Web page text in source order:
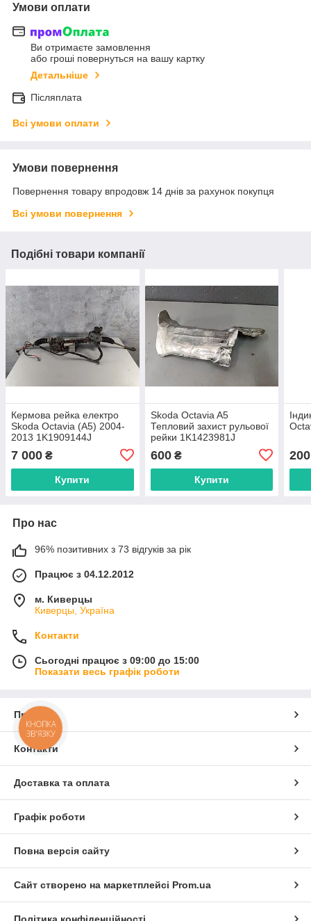
Умови оплати
Ви отримаєте замовлення
або гроші повернуться на вашу картку
Детальніше
Післяплата
Всі умови оплати
Умови повернення
Повернення товару впродовж 14 днів за рахунок покупця
Всі умови повернення
Подібні товари компанії
Кермова рейка електро
Skoda Octavia (A5) 2004-
2013 1K1909144J
7 000 ₴
Купити
Skoda Octavia A5
Тепловий захист рульової
рейки 1K1423981J
600₴
Купити
200
Про нас
96% позитивних з 73 відгуків за рік
Працює з 04.12.2012
м. Киверцы
Киверцы, Україна
Контакти
Сьогодні працює з 09:00 до 15:00
Показати весь графік роботи
Про нас
Контакти
Доставка та оплата
Графік роботи
Повна версія сайту
Сайт створено на маркетплейсі Prom.ua
КНОПКА
ЗВ'ЯЗКУ